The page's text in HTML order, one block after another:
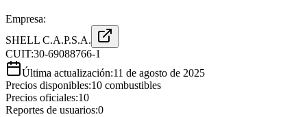
Empresa:
SHELL C.A.P.S.A.
CUIT:30-69088766-1
Última actualización:11 de agosto de 2025
Precios disponibles:10 combustibles
Precios oficiales:10
Reportes de usuarios:0